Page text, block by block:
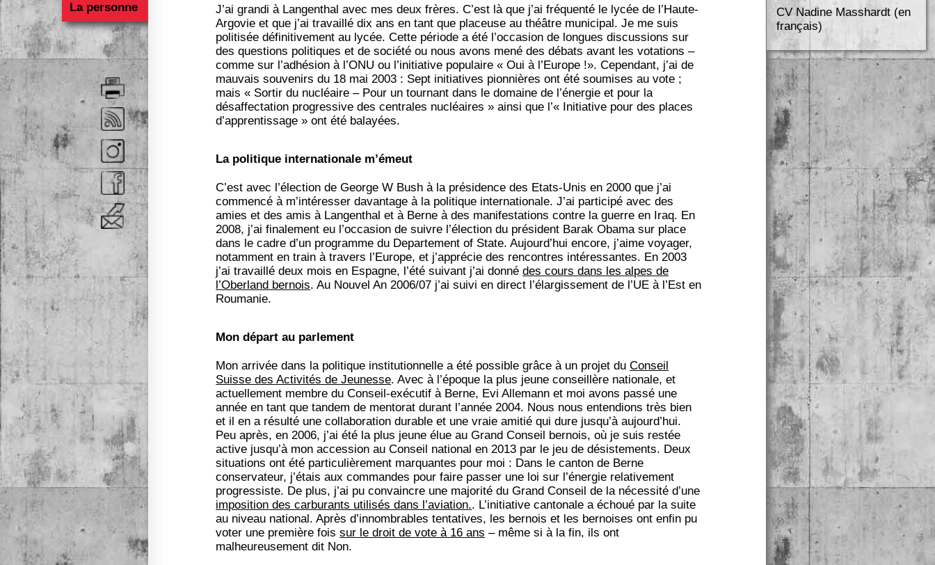
La personne
J’ai grandi à Langenthal avec mes deux frères. C’est là que j’ai fréquenté le lycée de l’Haute-
Argovie et que j’ai travaillé dix ans en tant que placeuse au théâtre municipal. Je me suis
politisée définitivement au lycée. Cette période a été l’occasion de longues discussions sur
des questions politiques et de société ou nous avons mené des débats avant les votations –
comme sur l’adhésion à l’ONU ou l’initiative populaire « Oui à l’Europe !». Cependant, j’ai de
mauvais souvenirs du 18 mai 2003 : Sept initiatives pionnières ont été soumises au vote ;
mais « Sortir du nucléaire – Pour un tournant dans le domaine de l’énergie et pour la
désaffectation progressive des centrales nucléaires » ainsi que l’« Initiative pour des places
d’apprentissage » ont été balayées.
La politique internationale m’émeut
C’est avec l’élection de George W Bush à la présidence des Etats-Unis en 2000 que j’ai
commencé à m’intéresser davantage à la politique internationale. J’ai participé avec des
amies et des amis à Langenthal et à Berne à des manifestations contre la guerre en Iraq. En
2008, j’ai finalement eu l’occasion de suivre l’élection du président Barak Obama sur place
dans le cadre d’un programme du Departement of State. Aujourd’hui encore, j’aime voyager,
notamment en train à travers l’Europe, et j’apprécie des rencontres intéressantes. En 2003
j’ai travaillé deux mois en Espagne, l’été suivant j’ai donnédes cours dans les alpes de
l’Oberland bernois. Au Nouvel An 2006/07 j’ai suivi en direct l’élargissement de l’UE à l’Est en
Roumanie.
Mon départ au parlement
Mon arrivée dans la politique institutionnelle a été possible grâce à un projet duConseil
Suisse des Activités de Jeunesse. Avec à l’époque la plus jeune conseillère nationale, et
actuellement membre du Conseil-exécutif à Berne, Evi Allemann et moi avons passé une
année en tant que tandem de mentorat durant l’année 2004. Nous nous entendions très bien
et il en a résulté une collaboration durable et une vraie amitié qui dure jusqu’à aujourd’hui.
Peu après, en 2006, j’ai été la plus jeune élue au Grand Conseil bernois, où je suis restée
active jusqu’à mon accession au Conseil national en 2013 par le jeu de désistements. Deux
situations ont été particulièrement marquantes pour moi : Dans le canton de Berne
conservateur, j’étais aux commandes pour faire passer une loi sur l’énergie relativement
progressiste. De plus, j’ai pu convaincre une majorité du Grand Conseil de la nécessité d’une
imposition des carburants utilisés dans l’aviation.. L’initiative cantonale a échoué par la suite
au niveau national. Après d’innombrables tentatives, les bernois et les bernoises ont enfin pu
voter une première foissur le droit de vote à 16 ans – même si à la fin, ils ont
malheureusement dit Non.
CV Nadine Masshardt (en
français)